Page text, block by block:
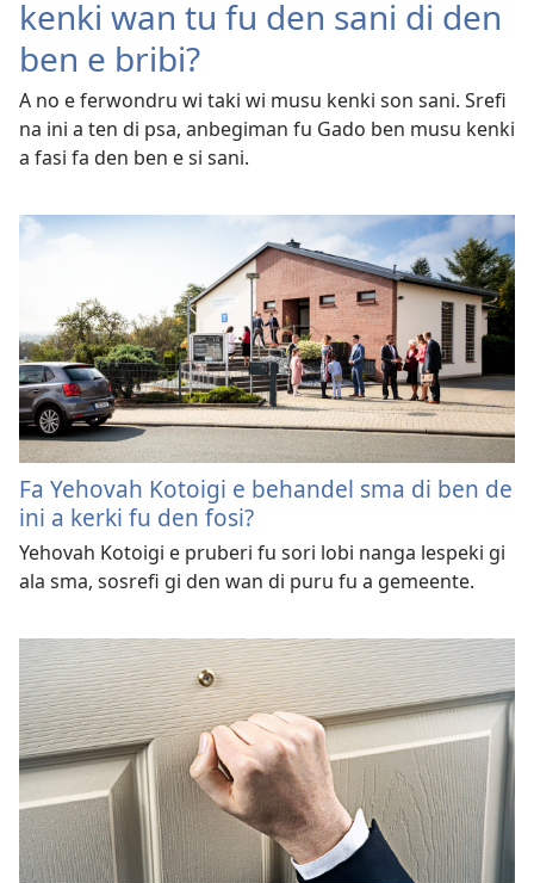
kenki wan tu fu den sani di den
ben e bribi?
A no e ferwondru wi taki wi musu kenki son sani. Srefi
na ini a ten di psa, anbegiman fu Gado ben musu kenki
a fasi fa den ben e si sani.
Fa Yehovah Kotoigi e behandel sma di ben de
ini a kerki fu den fosi?
Yehovah Kotoigi e pruberi fu sori lobi nanga lespeki gi
ala sma, sosrefi gi den wan di puru fu a gemeente.